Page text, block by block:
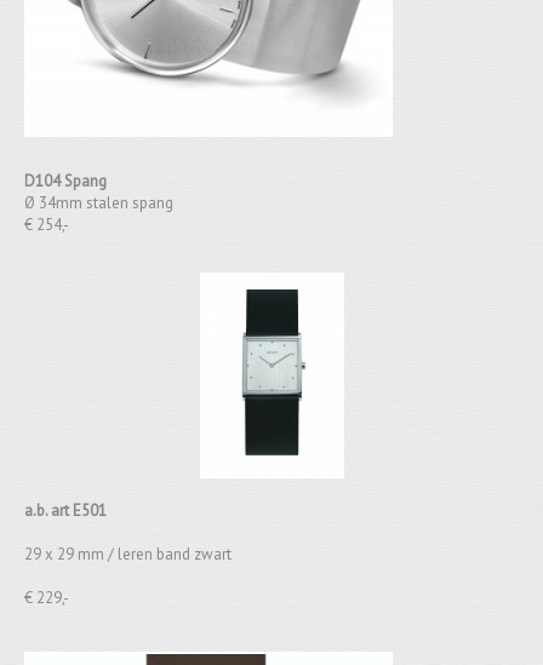
D104 Spang
Ø 34mm stalen spang
€ 254,-
a.b. art E501
29 x 29 mm / leren band zwart
€ 229,-